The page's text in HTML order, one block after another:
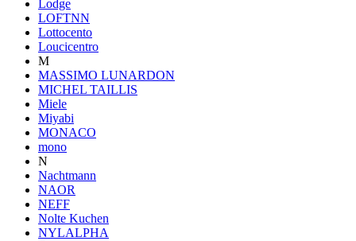
Lodge
LOFTNN
Lottocento
Loucicentro
M
MASSIMO LUNARDON
MICHEL TAILLIS
Miele
Miyabi
MONACO
mono
N
Nachtmann
NAOR
NEFF
Nolte Kuchen
NYLALPHA